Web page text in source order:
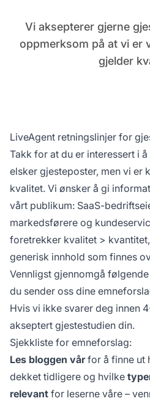
Vi aksepterer gjerne
oppmerksom på at vi er
gjelder
LiveAgent retningslinjer for
Takk for at du er interessert i
elsker gjesteposter, men vi er
kvalitet. Vi ønsker å gi
vårt publikum: SaaS-
markedsførere og
foretrekker kvalitet >
generisk innhold som finnes
Vennligst gjennomgå
du sender oss dine
Hvis vi ikke svarer deg innen
akseptert gjestestudien din.
Sjekkliste for emneforslag:
Les bloggen vårfor å finne ut
dekket tidligere og hvilke
relevant for leserne våre –